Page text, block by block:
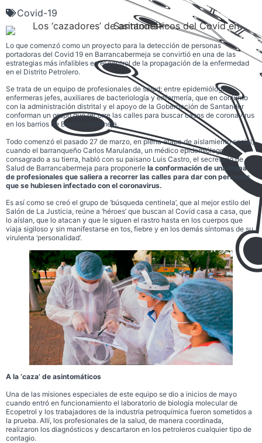
Covid-19
Lo que comenzó como un proyecto para la detección de personas
portadoras del Covid 19 en Barrancabermeja se convirtió en una de las
estrategias más infalibles en el control de la propagación de la enfermedad
en el Distrito Petrolero.
Se trata de un equipo de profesionales de salud; entre epidemiólogos,
enfermeras jefes, auxiliares de bacteriología y enfermería, que en conjunto
con la administración distrital y el apoyo de la Gobernación de Santander
conforman un grupo que recorre las calles para buscar casos de coronavirus
en los barrios de Barrancabermeja.
Todo comenzó el pasado 27 de marzo, en plena etapa de aislamiento social,
cuando el barranqueño Carlos Marulanda, un médico epidemiólogo
consagrado a su tierra, habló con su paisano Luis Castro, el secretario de
Salud de Barrancabermeja para proponerle la conformación de una tropa
de profesionales que saliera a recorrer las calles para dar con personas
que se hubiesen infectado con el coronavirus.
Es así como se creó el grupo de ‘búsqueda centinela’, que al mejor estilo del
Salón de La Justicia, reúne a ‘héroes’ que buscan al Covid casa a casa, que
lo aíslan, que lo atacan y que le siguen el rastro hasta en los cuerpos que
viaja sigiloso y sin manifestarse en tos, fiebre y en los demás síntomas de su
virulenta ‘personalidad’.
A la ‘caza’ de asintomáticos
Una de las misiones especiales de este equipo se dio a inicios de mayo
cuando entró en funcionamiento el laboratorio de biología molecular de
Ecopetrol y los trabajadores de la industria petroquímica fueron sometidos a
la prueba. Allí, los profesionales de la salud, de manera coordinada,
realizaron los diagnósticos y descartaron en los petroleros cualquier tipo de
contagio.